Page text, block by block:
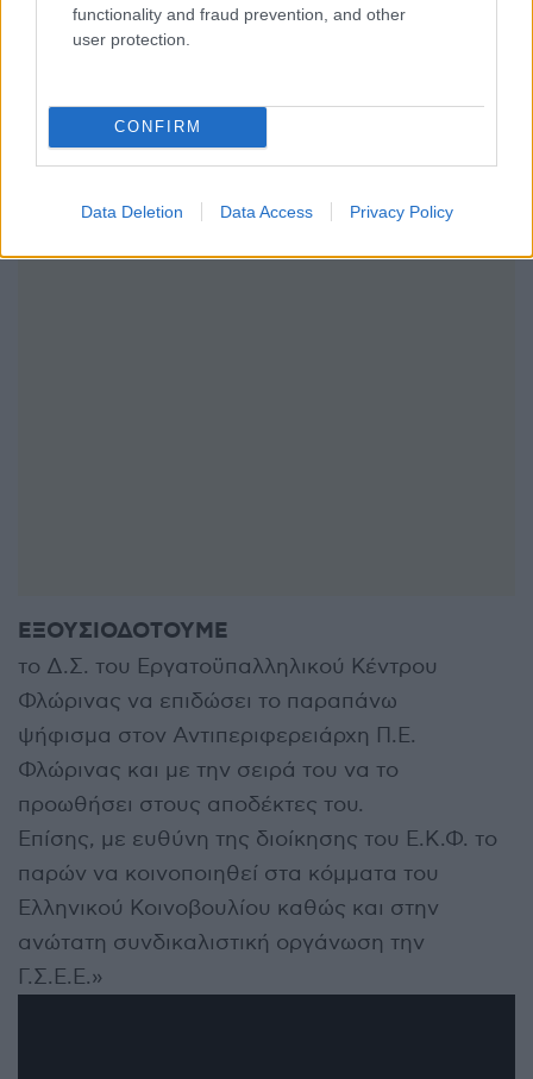
functionality and fraud prevention, and other
user protection.
CONFIRM
Data Deletion Data Access Privacy Policy
ΕΞΟΥΣΙΟΔΟΤΟΥΜΕ
το Δ.Σ. του Εργατοϋπαλληλικού Κέντρου
Φλώρινας να επιδώσει το παραπάνω
ψήφισμα στον Αντιπεριφερειάρχη Π.Ε.
Φλώρινας και με την σειρά του να το
προωθήσει στους αποδέκτες του.
Επίσης, με ευθύνη της διοίκησης του Ε.Κ.Φ. το
παρών να κοινοποιηθεί στα κόμματα του
Ελληνικού Κοινοβουλίου καθώς και στην
ανώτατη συνδικαλιστική οργάνωση την
Γ.Σ.Ε.Ε.»